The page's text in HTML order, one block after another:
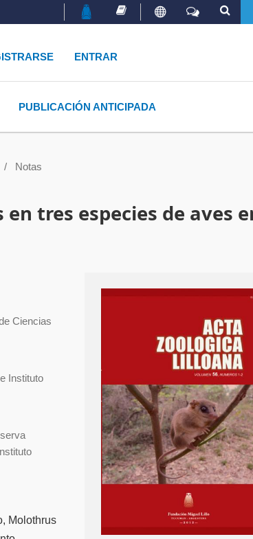
ENTRAR
PUBLICACIÓN ANTICIPADA
/ Notas
tres especies de aves
Ciencias
Instituto
Molothrus